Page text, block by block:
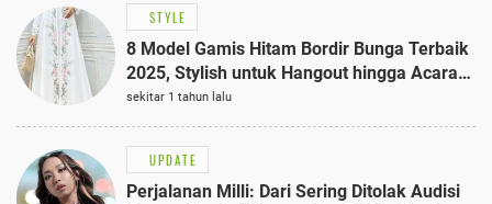
STYLE
8 Model Gamis Hitam Bordir Bunga Terbaik
2025, Stylish untuk Hangout hingga Acara
Semi-Formal
sekitar 1 tahun lalu
UPDATE
Perjalanan Milli: Dari Sering Ditolak Audisi